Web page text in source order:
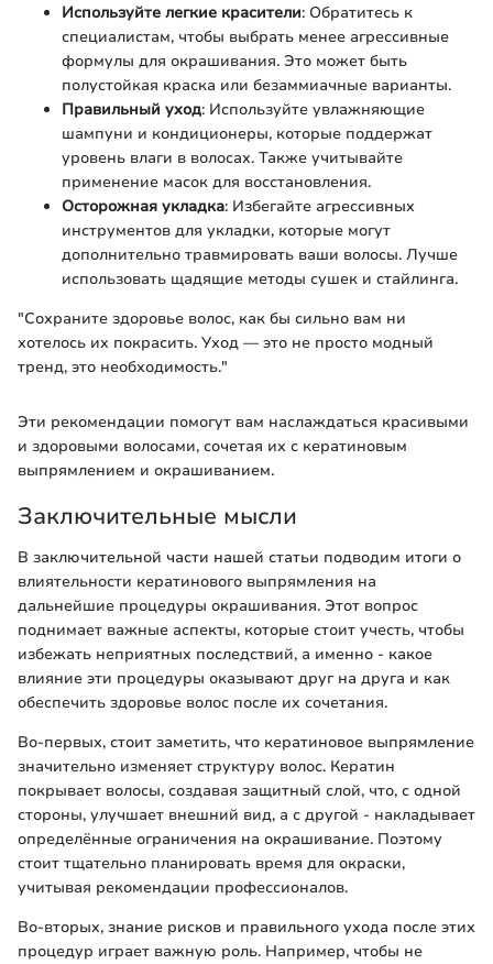
Используйте легкие красители: Обратитесь к
специалистам, чтобы выбрать менее агрессивные
формулы для окрашивания. Это может быть
полустойкая краска или безаммиачные варианты.
Правильный уход: Используйте увлажняющие
шампуни и кондиционеры, которые поддержат
уровень влаги в волосах. Также учитывайте
применение масок для восстановления.
Осторожная укладка: Избегайте агрессивных
инструментов для укладки, которые могут
дополнительно травмировать ваши волосы. Лучше
использовать щадящие методы сушек и стайлинга.
"Сохраните здоровье волос, как бы сильно вам ни
хотелось их покрасить. Уход — это не просто модный
тренд, это необходимость."
Эти рекомендации помогут вам наслаждаться красивыми
и здоровыми волосами, сочетая их с кератиновым
выпрямлением и окрашиванием.
Заключительные мысли
В заключительной части нашей статьи подводим итоги о
влиятельности кератинового выпрямления на
дальнейшие процедуры окрашивания. Этот вопрос
поднимает важные аспекты, которые стоит учесть, чтобы
избежать неприятных последствий, а именно - какое
влияние эти процедуры оказывают друг на друга и как
обеспечить здоровье волос после их сочетания.
Во-первых, стоит заметить, что кератиновое выпрямление
значительно изменяет структуру волос. Кератин
покрывает волосы, создавая защитный слой, что, с одной
стороны, улучшает внешний вид, а с другой - накладывает
определённые ограничения на окрашивание. Поэтому
стоит тщательно планировать время для окраски,
учитывая рекомендации профессионалов.
Во-вторых, знание рисков и правильного ухода после этих
процедур играет важную роль. Например, чтобы не